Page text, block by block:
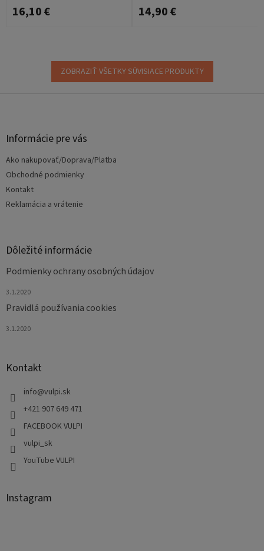
16,10 € 14,90 €
ZOBRAZIŤ VŠETKY SÚVISIACE PRODUKTY
Informácie pre vás
Ako nakupovať/Doprava/Platba
Obchodné podmienky
Kontakt
Reklamácia a vrátenie
Dôležité informácie
Podmienky ochrany osobných údajov
3.1.2020
Pravidlá používania cookies
3.1.2020
Kontakt
info@vulpi.sk
+421 907 649 471
FACEBOOK VULPI
vulpi_sk
YouTube VULPI
Instagram